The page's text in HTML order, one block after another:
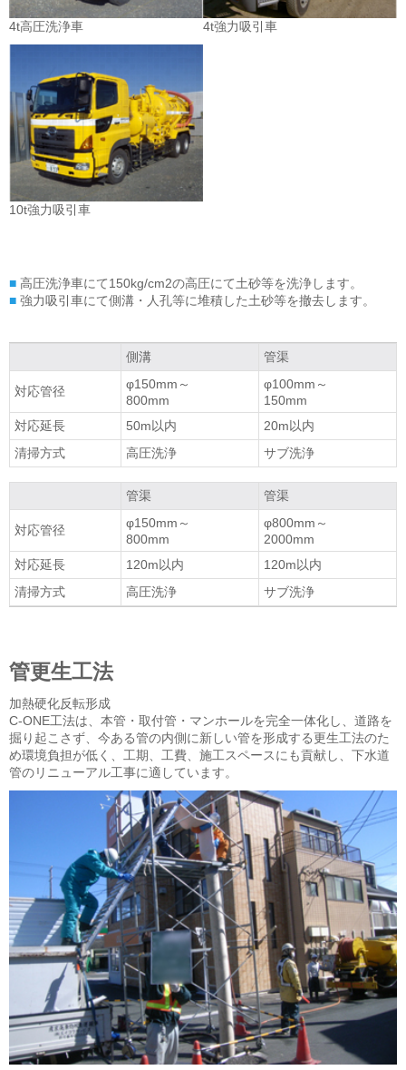
4t高圧洗浄車 4t強力吸引車
10t強力吸引車
■ 高圧洗浄車にて150kg/cm2の高圧にて土砂等を洗浄します。
■ 強力吸引車にて側溝・人孔等に堆積した土砂等を撤去します。
側溝 管渠
対応管径
φ150mm～
800mm
φ100mm～
150mm
対応延長
50m以内
20m以内
清掃方式
高圧洗浄 サブ洗浄
管渠 管渠
対応管径
φ150mm～
800mm
φ800mm～
2000mm
対応延長
120m以内
120m以内
清掃方式
高圧洗浄 サブ洗浄
管更生工法
加熱硬化反転形成
C-ONE工法は、本管・取付管・マンホールを完全一体化し、道路を
掘り起こさず、今ある管の内側に新しい管を形成する更生工法のた
め環境負担が低く、工期、工費、施工スペースにも貢献し、下水道
管のリニューアル工事に適しています。